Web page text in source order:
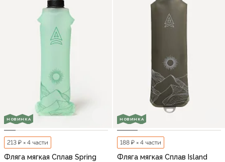
НОВИНКА
213 ₽ × 4 части
Фляга мягкая Сплав Spring
НОВИНКА
188 ₽ × 4 части
Фляга мягкая Сплав Island